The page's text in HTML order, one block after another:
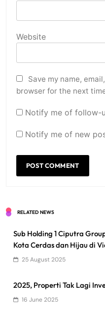
Website
Save my name,
browser for the next
Notify me of follow-
Notify me of new
RELATED NEWS
Sub Holding 1 Ciputra
Kota Cerdas dan Hijau di
25 August 2025
2025, Properti Tak Lagi
16 June 2025